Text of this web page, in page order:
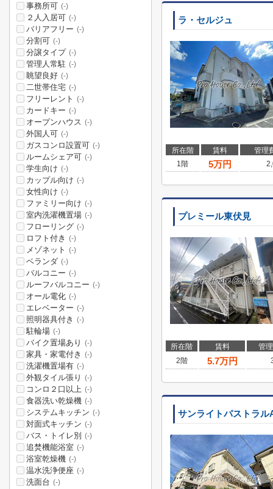
ラ・セルジュ
所在階 賃料
管理
1階
5万円
プレミール東伏見
所在階 賃料
管
2階
5.7万円
サンライトパストラル
事務所可 (-)
２人入居可 (-)
バリアフリー (-)
分割可 (-)
分譲タイプ (-)
管理人常駐 (-)
眺望良好 (-)
二世帯住宅 (-)
フリーレント (-)
カードキー (-)
オープンハウス (-)
外国人可 (-)
ガスコンロ設置可 (-)
ルームシェア可 (-)
学生向け (-)
カップル向け (-)
女性向け (-)
ファミリー向け (-)
室内洗濯機置場 (-)
フローリング (-)
ロフト付き (-)
メゾネット (-)
ベランダ (-)
バルコニー (-)
ルーフバルコニー (-)
オール電化 (-)
エレベーター (-)
照明器具付き (-)
駐輪場 (-)
バイク置場あり (-)
家具・家電付き (-)
洗濯機置場有 (-)
外観タイル張り (-)
コンロ２口以上 (-)
食器洗い乾燥機 (-)
システムキッチン (-)
対面式キッチン (-)
バス・トイレ別 (-)
追焚機能浴室 (-)
浴室乾燥機 (-)
温水洗浄便座 (-)
洗面台 (-)